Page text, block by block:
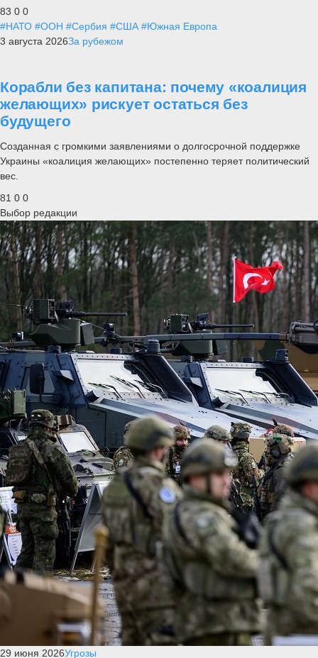
83 0 0
#НАТО #ООН #Сербия #США #Южная Европа
3 августа 2026За рубежом
Корабли без капитана: почему «коалиция
желающих» рискует остаться без
будущего
Созданная с громкими заявлениями о долгосрочной поддержке
Украины «коалиция желающих» постепенно теряет политический
вес.
81 0 0
Выбор редакции
29 июня 2026Угрозы